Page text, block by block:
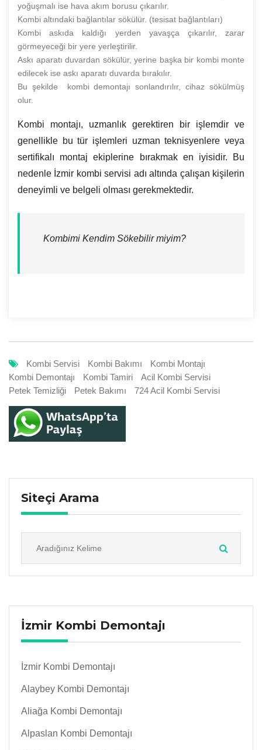
yoğuşmalı ise hava akım borusu çıkarılır.
Kombi altındaki bağlantılar sökülür. (tesisat bağlantıları)
Kombi askıda kaldığı yerden yavaşça çıkarılır, zarar
görmeyeceği bir yere yerleştirilir.
Askı aparatı duvardan sökülür, yerine başka bir kombi monte
edilecek ise askı aparatı duvarda bırakılır.
Bu şekilde kombi demontajı sonlandırılır, cihaz sökülmüş
olur.
Kombi montajı, uzmanlık gerektiren bir işlemdir ve
genellikle bu tür işlemleri uzman teknisyenlere veya
sertifikalı montaj ekiplerine bırakmak en iyisidir. Bu
nedenle İzmir kombi servisi adı altında çalışan kişilerin
deneyimli ve belgeli olması gerekmektedir.
Kombimi Kendim Sökebilir miyim?
Kombi Servisi Kombi Bakımı
Kombi Montajı
Kombi Demontajı
Kombi Tamiri
Acil Kombi Servisi
Petek Temizliği
Petek Bakımı 724 Acil Kombi Servisi
Siteçi Arama
İzmir Kombi Demontajı
İzmir Kombi Demontajı
Alaybey Kombi Demontajı
Aliağa Kombi Demontajı
Alpaslan Kombi Demontajı